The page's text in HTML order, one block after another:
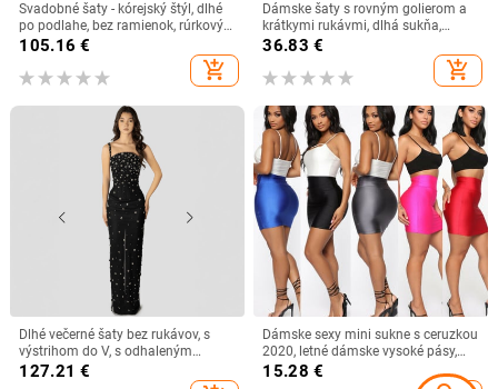
Svadobné šaty - kórejský štýl, dlhé
po podlahe, bez ramienok, rúrkový
top, vysoký pás, diamantové
ozdoby (polyesterový satén; dĺžka
po podlahe; bez ramienok; vysoký
105.16 €
add_shopping_cart
Dámske šaty s rovným golierom a
krátkymi rukávmi, dlhá sukňa,
módny jednolíniový výstrih,
rozdelené podlahy, zatemňovacie
sviatočné sexy šaty
36.83 €
add_shopping_cart
Dlhé večerné šaty bez rukávov, s
výstrihom do V, s odhaleným
chrbtom, s diamantovou výzdobou
127.21 €
Dámske sexy mini sukne s ceruzkou
2020, letné dámske vysoké pásy,
elastické štíhle priliehavé sukne,
klubové oblečenie, ležérne krátke
15.28 €